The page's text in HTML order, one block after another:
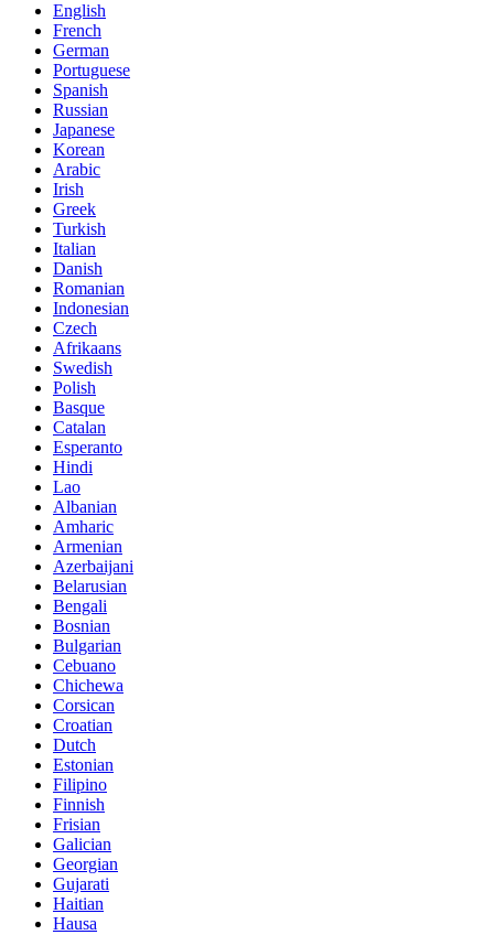
English
French
German
Portuguese
Spanish
Russian
Japanese
Korean
Arabic
Irish
Greek
Turkish
Italian
Danish
Romanian
Indonesian
Czech
Afrikaans
Swedish
Polish
Basque
Catalan
Esperanto
Hindi
Lao
Albanian
Amharic
Armenian
Azerbaijani
Belarusian
Bengali
Bosnian
Bulgarian
Cebuano
Chichewa
Corsican
Croatian
Dutch
Estonian
Filipino
Finnish
Frisian
Galician
Georgian
Gujarati
Haitian
Hausa